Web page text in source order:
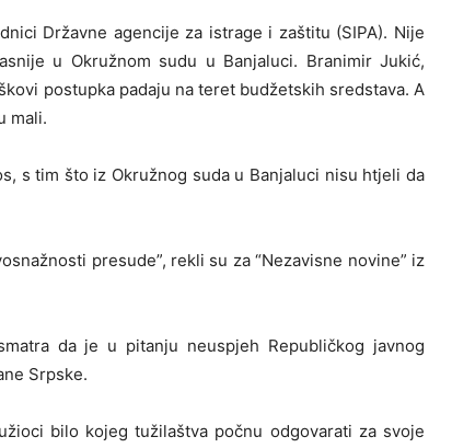
Državne agencije za istrage i zaštitu (SIPA). Nije
u Okružnom sudu u Banjaluci. Branimir Jukić,
postupka padaju na teret budžetskih sredstava. A
mali.
s tim što iz Okružnog suda u Banjaluci nisu htjeli da
presude”, rekli su za “Nezavisne novine” iz
da je u pitanju neuspjeh Republičkog javnog
Srpske.
bilo kojeg tužilaštva počnu odgovarati za svoje